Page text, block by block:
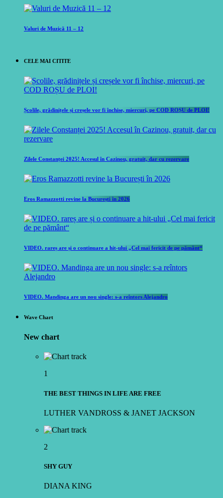
Valuri de Muzică 11 – 12
CELE MAI CITITE
Școlile, grădinițele și creșele vor fi închise, miercuri, pe COD ROȘU de PLOI!
Zilele Constanței 2025! Accesul în Cazinou, gratuit, dar cu rezervare
Eros Ramazzotti revine la București în 2026
VIDEO. rareș are și o continuare a hit-ului „Cel mai fericit de pe pământ“
VIDEO. Mandinga are un nou single: s-a reîntors Alejandro
Wave Chart
New chart
1
THE BEST THINGS IN LIFE ARE FREE
LUTHER VANDROSS & JANET JACKSON
2
SHY GUY
DIANA KING